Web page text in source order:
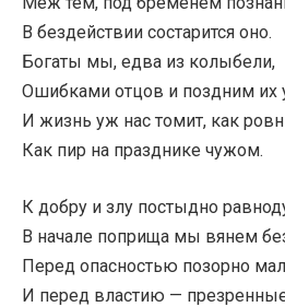
В бездействии состарится оно.
Богаты мы, едва из колыбели,
Ошибками отцов и поздним их
И жизнь уж нас томит, как
Как пир на празднике чужом.
К добру и злу постыдно
В начале поприща мы вянем
Перед опасностью позорно
И перед властию —